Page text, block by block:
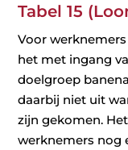
Tabel 15
Voor
het met ingang
doelgroep
daarbij niet uit
zijn gekomen.
werknemers nog